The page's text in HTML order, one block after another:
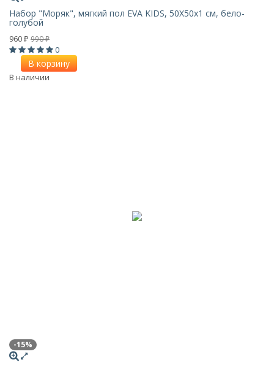
Набор "Моряк", мягкий пол EVA KIDS, 50Х50х1 см, бело-
голубой
960 ₽ 990₽
0
В корзину
В наличии
-15%